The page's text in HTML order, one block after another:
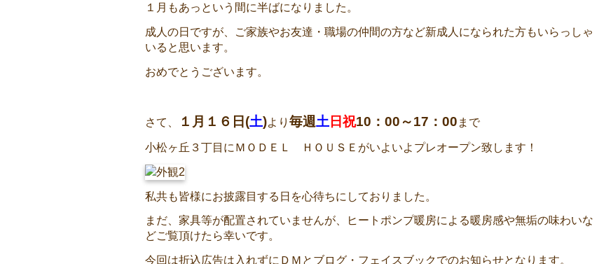
１月もあっという間に半ばになりました。
成人の日ですが、ご家族やお友達・職場の仲間の方など新成人になられた方もいらっしゃ
いると思います。
おめでとうございます。
さて、 １月１６日(土)より 毎週土 日祝10：00～17：00 まで
小松ヶ丘３丁目にＭＯＤＥＬ ＨＯＵＳＥがいよいよプレオープン致します！
私共も皆様にお披露目する日を心待ちにしておりました。
まだ、家具等が配置されていませんが、ヒートポンプ暖房による暖房感や無垢の味わいな
どご覧頂けたら幸いです。
今回は折込広告は入れずにＤＭとブログ・フェイスブックでのお知らせとなります。